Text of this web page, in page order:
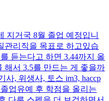
지거국 8월 졸업 예정입니
관리직을 목표로 하고있습
듣는다고 하면 3.44까지 올
해서 3.5를 만드는 게 좋을까
사, 위생사, 토스 im3, haccp
업유예 후 학점을 올리는